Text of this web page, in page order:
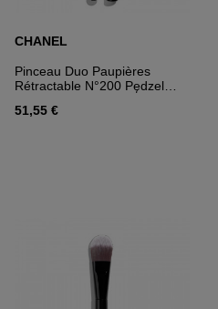
CHANEL
Pinceau Duo Paupières
Rétractable N°200 Pędzel
Rozcierania
51,55 €